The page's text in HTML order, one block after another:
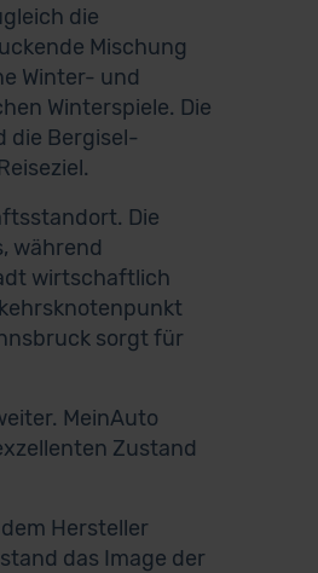
die
Mischung
Winter- und
Winterspiele. Die
die Bergisel-
Die
während
wirtschaftlich
sorgt für
MeinAuto
Zustand
Hersteller
das Image der